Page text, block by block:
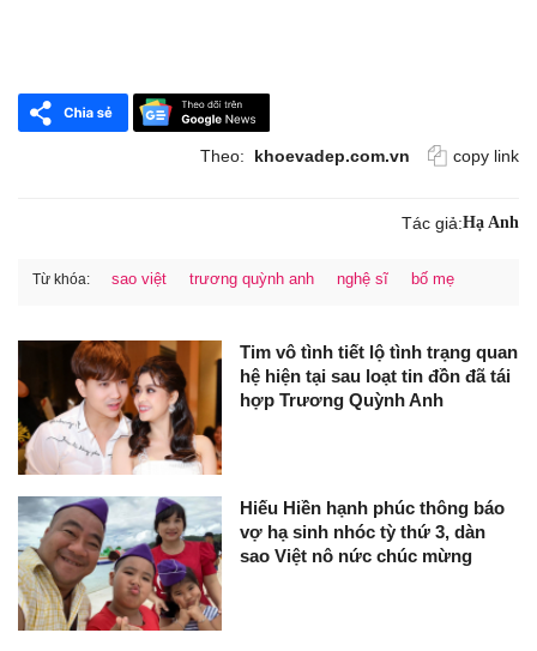
Theo: khoevadep.com.vn copy link
Tác giả:Hạ Anh
Từ khóa: sao việt trương quỳnh anh nghệ sĩ bố mẹ
Tim vô tình tiết lộ tình trạng quan
hệ hiện tại sau loạt tin đồn đã tái
hợp Trương Quỳnh Anh
Hiếu Hiền hạnh phúc thông báo
vợ hạ sinh nhóc tỳ thứ 3, dàn
sao Việt nô nức chúc mừng